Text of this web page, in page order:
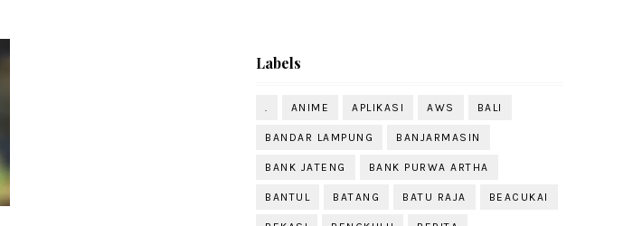
Labels
. ANIME APLIKASI AWS BALI
BANDAR LAMPUNG BANJARMASIN
BANK JATENG BANK PURWA ARTHA
BANTUL BATANG BATU RAJA BEACUKAI